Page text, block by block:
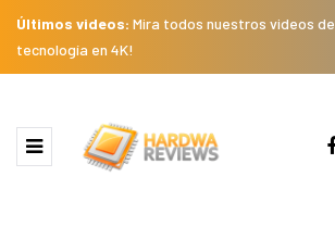
Últimos videos: Mira todos nuestros videos de
tecnología en 4K!